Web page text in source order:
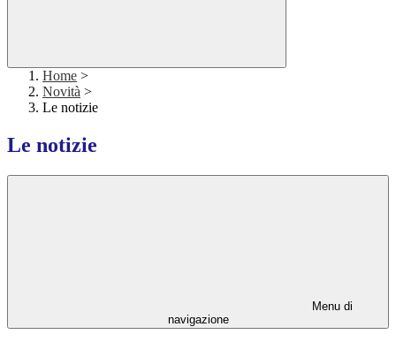
Home >
Novità >
Le notizie
Le notizie
Menu di
navigazione